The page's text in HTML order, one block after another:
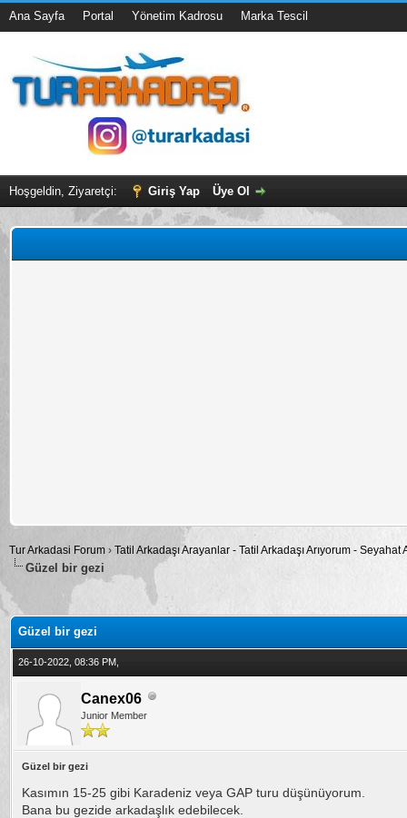
Ana Sayfa Portal Yönetim Kadrosu Marka Tescil
Hoşgeldin, Ziyaretçi: Giriş Yap Üye Ol
Tur Arkadasi Forum › Tatil Arkadaşı Arayanlar - Tatil Arkadaşı Arıyorum -
Güzel bir gezi
0
Güzel bir gezi
26-10-2022, 08:36 PM,
Canex06
Junior Member
Güzel bir gezi
Kasımın 15-25 gibi Karadeniz veya GAP turu düşünüyorum.
Bana bu gezide arkadaşlık edebilecek.